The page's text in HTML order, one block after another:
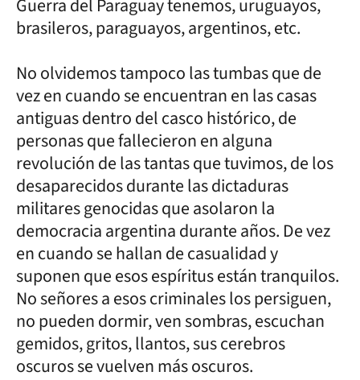
Guerra del Paraguay tenemos, uruguayos,
brasileros, paraguayos, argentinos, etc.
No olvidemos tampoco las tumbas que de
vez en cuando se encuentran en las casas
antiguas dentro del casco histórico, de
personas que fallecieron en alguna
revolución de las tantas que tuvimos, de los
desaparecidos durante las dictaduras
militares genocidas que asolaron la
democracia argentina durante años. De vez
en cuando se hallan de casualidad y
suponen que esos espíritus están tranquilos.
No señores a esos criminales los persiguen,
no pueden dormir, ven sombras, escuchan
gemidos, gritos, llantos, sus cerebros
oscuros se vuelven más oscuros.